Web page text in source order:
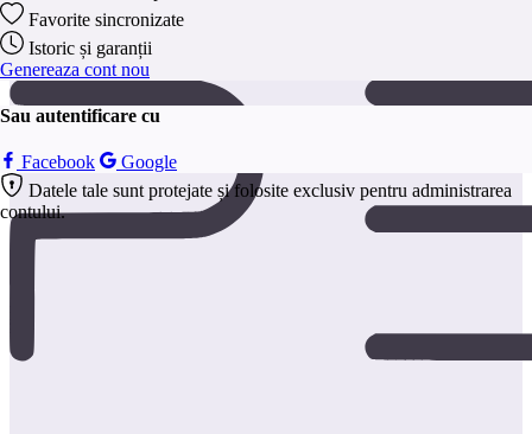
Salveaza
Favorite sincronizate
Istoric și garanții
Genereaza cont nou
Sau autentificare cu
Facebook
Google
Datele tale sunt protejate și folosite exclusiv pentru administrarea
contului.